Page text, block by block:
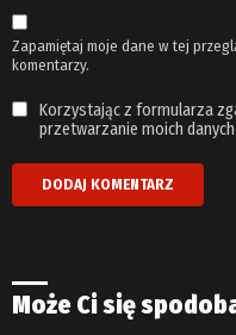
Zapamiętaj moje dane w tej
komentarzy.
Korzystając z formularza
przetwarzanie moich
Może Ci się